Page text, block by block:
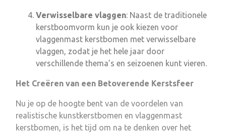
Verwisselbare vlaggen: Naast de traditionele
kerstboomvorm kun je ook kiezen voor
vlaggenmast kerstbomen met verwisselbare
vlaggen, zodat je het hele jaar door
verschillende thema’s en seizoenen kunt vieren.
Het Creëren van een Betoverende Kerstsfeer
Nu je op de hoogte bent van de voordelen van
realistische kunstkerstbomen en vlaggenmast
kerstbomen, is het tijd om na te denken over het